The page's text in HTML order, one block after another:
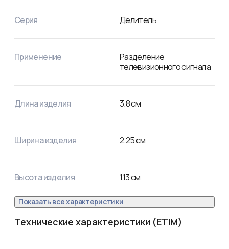
Серия Делитель
Применение
Разделение
телевизионного сигнала
Длина изделия 3.8см
Ширина изделия 2.25см
Высота изделия 1.13см
Показать все характеристики
Технические характеристики (ETIM)